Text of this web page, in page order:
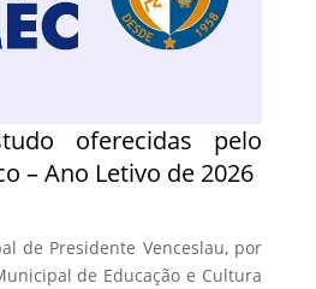
oferecidas pelo
– Ano Letivo de 2026
de Presidente Venceslau, por
de Educação e Cultura